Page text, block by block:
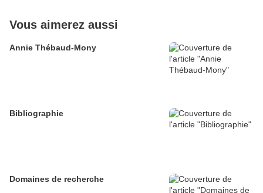
Vous aimerez aussi
Annie Thébaud-Mony
Bibliographie
Domaines de recherche